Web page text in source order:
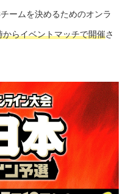
ームを決めるためのオンラ
らイベントマッチで開催さ